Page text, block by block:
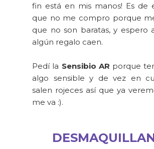
fin está en mis manos! Es de
que no me compro porque
que no son baratas, y espero
algún regalo caen.
Pedí la Sensibio AR porque
algo sensible y de vez en
salen rojeces así que ya
me va :).